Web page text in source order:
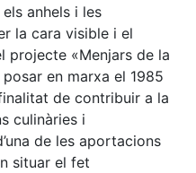
anhels i les
la cara visible i el
projecte «Menjars de la
en marxa el 1985
de contribuir a la
culinàries i
de les aportacions
situar el fet